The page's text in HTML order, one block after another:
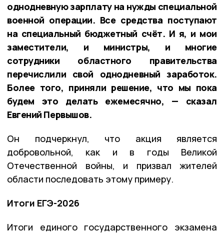
однодневную зарплату на нужды специальной
военной операции. Все средства поступают
на специальный бюджетный счёт. И я, и мои
заместители, и министры, и многие
сотрудники областного правительства
перечислили свой однодневный заработок.
Более того, приняли решение, что мы пока
будем это делать ежемесячно, — сказал
Евгений Первышов.
Он подчеркнул, что акция является
добровольной, как и в годы Великой
Отечественной войны, и призвал жителей
области последовать этому примеру.
Итоги ЕГЭ-2026
Итоги единого государственного экзамена